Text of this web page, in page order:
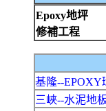
Epoxy地坪
修補工程
基隆--EPOXY
三峽--水泥地